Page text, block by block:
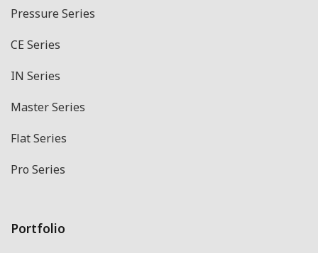
Pressure Series
CE Series
IN Series
Master Series
Flat Series
Pro Series
Portfolio